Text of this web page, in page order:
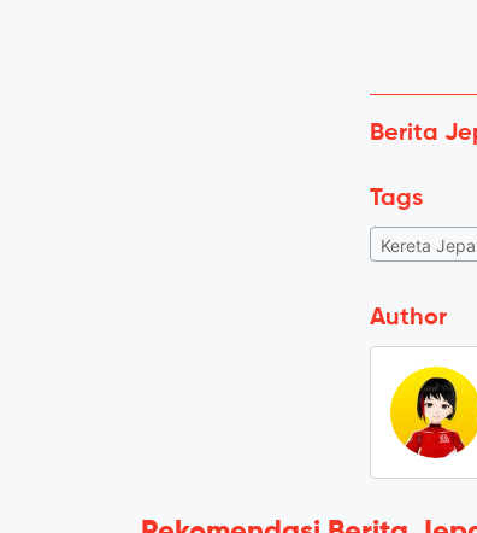
Berita
Tags
Kereta
Author